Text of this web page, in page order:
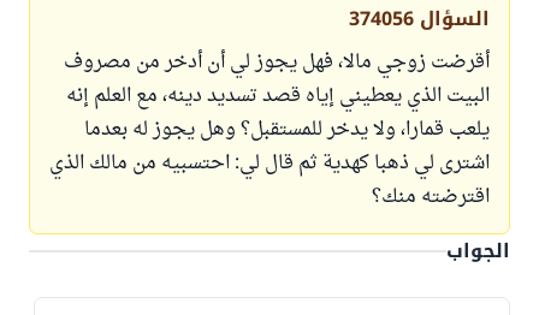
السؤال 374056
أقرضت زوجي مالا، فهل يجوز لي أن أدخر من مصروف
البيت الذي يعطيني إياه قصد تسديد دينه، مع العلم إنه
يلعب قمارا، ولا يدخر للمستقبل؟ وهل يجوز له بعدما
اشترى لي ذهبا كهدية ثم قال لي: احتسبيه من مالك الذي
اقترضته منك؟
الجواب